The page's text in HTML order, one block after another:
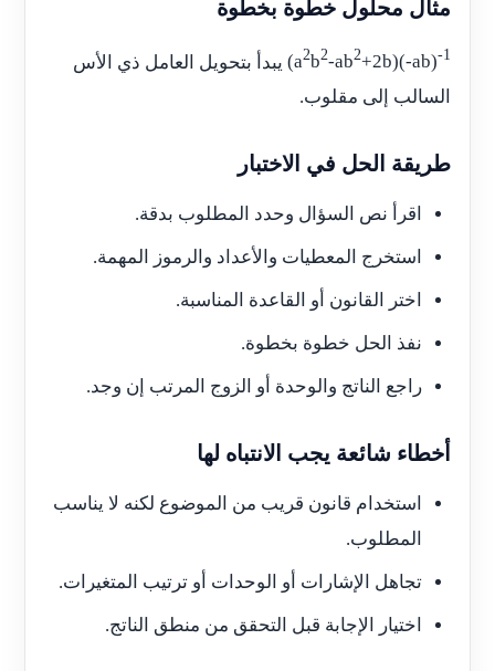
مثال محلول خطوة بخطوة
(a2b2-ab2+2b)(-ab)-1
يبدأ بتحويل العامل ذي الأس
السالب إلى مقلوب.
طريقة الحل في الاختبار
اقرأ نص السؤال وحدد المطلوب بدقة.
استخرج المعطيات والأعداد والرموز المهمة.
اختر القانون أو القاعدة المناسبة.
نفذ الحل خطوة بخطوة.
راجع الناتج والوحدة أو الزوج المرتب إن وجد.
أخطاء شائعة يجب الانتباه لها
استخدام قانون قريب من الموضوع لكنه لا يناسب
المطلوب.
تجاهل الإشارات أو الوحدات أو ترتيب المتغيرات.
اختيار الإجابة قبل التحقق من منطق الناتج.